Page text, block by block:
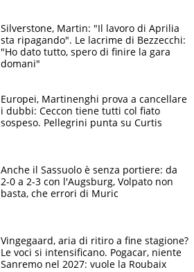
Silverstone, Martin: "Il lavoro di Aprilia
sta ripagando". Le lacrime di Bezzecchi:
"Ho dato tutto, spero di finire la gara
domani"
Europei, Martinenghi prova a cancellare
i dubbi: Ceccon tiene tutti col fiato
sospeso. Pellegrini punta su Curtis
Anche il Sassuolo è senza portiere: da
2-0 a 2-3 con l'Augsburg, Volpato non
basta, che errori di Muric
Vingegaard, aria di ritiro a fine stagione?
Le voci si intensificano. Pogacar, niente
Sanremo nel 2027: vuole la Roubaix